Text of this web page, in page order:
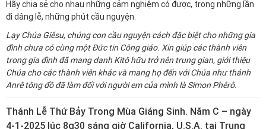
Hãy chia sẻ cho nhau những cảm nghiệm có được, trong những lần
đi dâng lễ, những phút cầu nguyện.
Lạy Chúa Giêsu, chúng con cầu nguyện cách đặc biệt cho những gia
đình chưa có cùng một Đức tin Công giáo. Xin giúp các thành viên
trong gia đình đã mang danh Kitô hữu trở nên trung gian, giới thiệu
Chúa cho các thành viên khác và mang họ đến với Chúa như thánh
Anrê tông đồ đã làm đối với người em của mình là Simon Phêrô.
Thánh Lễ Thứ Bảy Trong Mùa Giáng Sinh. Năm C – ngày
4-1-2025 lúc 8g30 sáng giờ California, U.S.A. tại Trung